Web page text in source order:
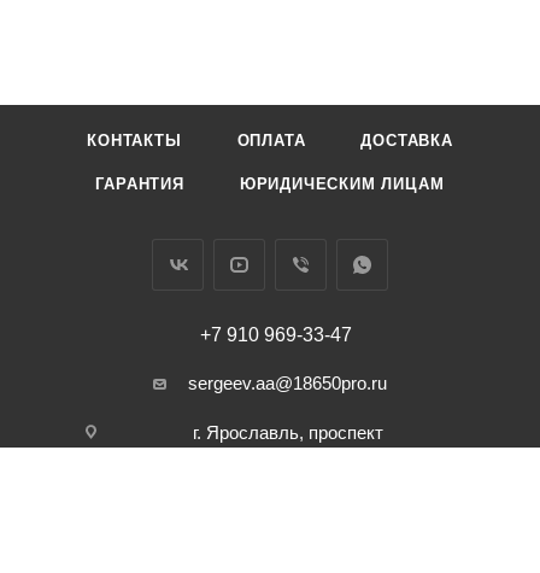
КОНТАКТЫ ОПЛАТА ДОСТАВКА
ГАРАНТИЯ ЮРИДИЧЕСКИМ ЛИЦАМ
+7 910 969-33-47
sergeev.aa@18650pro.ru
г. Ярославль, проспект